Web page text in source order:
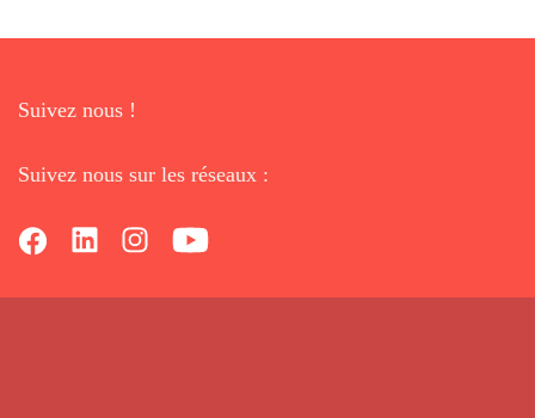
Suivez nous !
Suivez nous sur les réseaux :